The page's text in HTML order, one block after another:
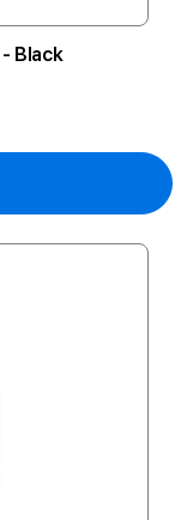
Black